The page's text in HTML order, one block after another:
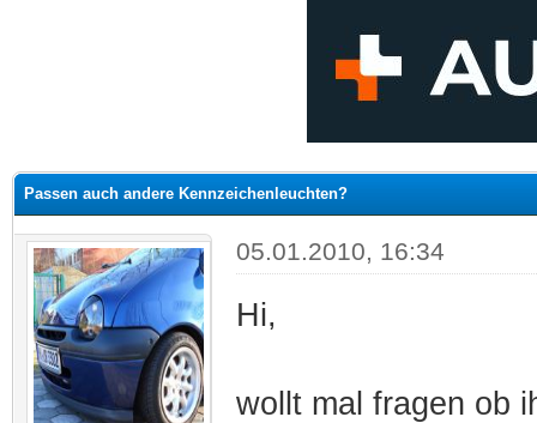
Passen auch andere Kennzeichenleuchten?
05.01.2010, 16:34
Hi,
wollt mal fragen ob